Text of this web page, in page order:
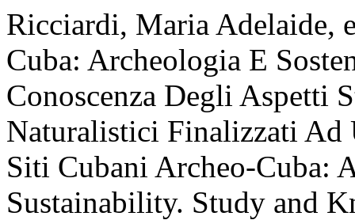
Ricciardi, Maria Adelaide,
Cuba: Archeologia E
Conoscenza Degli Aspetti
Naturalistici Finalizzati Ad
Siti Cubani Archeo-Cuba:
Sustainability. Study and